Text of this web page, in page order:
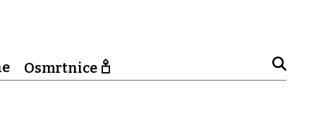
Osmrtnice